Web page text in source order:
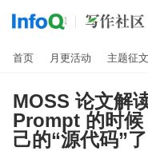
首页 月更活动 主题征文
MOSS 论文解
Prompt 的时候
己的“源代码”了